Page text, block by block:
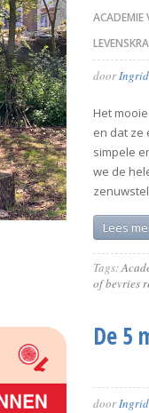
ACADEMIE
door
Het
en dat ze
simpele
we de
Lees
Tags:
of bevries
De 5
door